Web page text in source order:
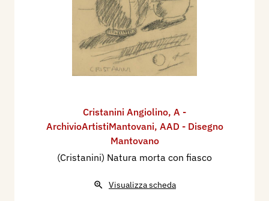
Cristanini Angiolino, A -
ArchivioArtistiMantovani, AAD - Disegno
Mantovano
(Cristanini) Natura morta con fiasco
Visualizza scheda